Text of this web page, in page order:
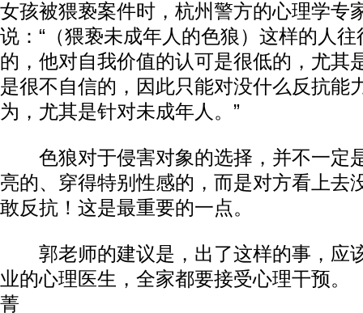
女孩被猥亵案件时，杭州警方的心理学专
说：“（猥亵未成年人的色狼）这样的人
的，他对自我价值的认可是很低的，尤其
是很不自信的，因此只能对没什么反抗能
为，尤其是针对未成年人。”
色狼对于侵害对象的选择，并不一定
亮的、穿得特别性感的，而是对方看上去
敢反抗！这是最重要的一点。
郭老师的建议是，出了这样的事，应
业的心理医生，全家都要接受心理干预
菁